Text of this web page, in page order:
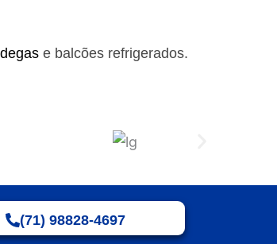
e balcões refrigerados.
(71) 98828-4697